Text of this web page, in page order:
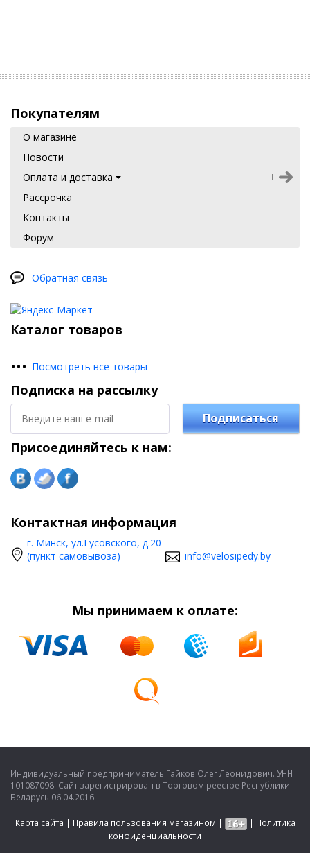
Покупателям
О магазине
Новости
Оплата и доставка
Рассрочка
Контакты
Форум
Обратная связь
Каталог товаров
••• Посмотреть все товары
Подписка на рассылку
Подписаться
Присоединяйтесь к нам:
Контактная информация
г. Минск, ул.Гусовского, д.20
(пункт самовывоза)
info@velosipedy.by
Мы принимаем к оплате:
Индивидуальный предприниматель Гайков Олег Леонидович. УНН
101087098. Сайт зарегистрирован в Торговом реестре Республики
Беларусь 06.04.2016.
Карта сайта | Правила пользования магазином | | Политика
конфиденциальности